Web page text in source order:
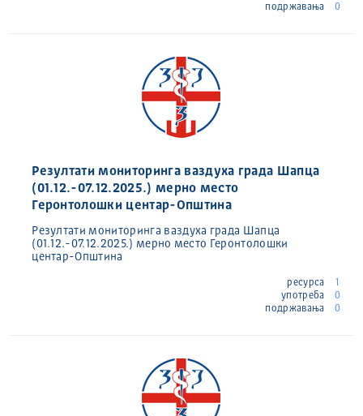
подржавања
0
Резултати мониторинга ваздуха града Шапца
(01.12.-07.12.2025.) мерно место
Геронтолошки центар-Општина
Резултати мониторинга ваздуха града Шапца
(01.12.-07.12.2025.) мерно место Геронтолошки
центар-Општина
ресурса
1
употреба
0
подржавања
0